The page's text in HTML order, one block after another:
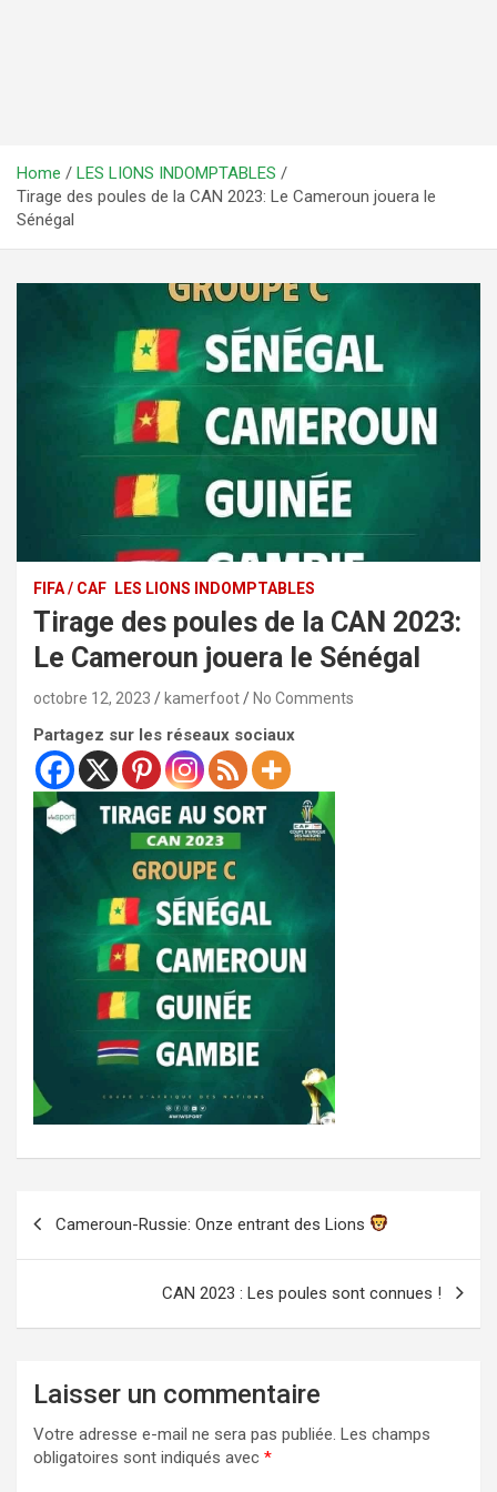
Home
LES LIONS INDOMPTABLES
Tirage des poules de la CAN 2023: Le Cameroun jouera le
Sénégal
FIFA / CAF LES LIONS INDOMPTABLES
Tirage des poules de la CAN 2023:
Le Cameroun jouera le Sénégal
octobre 12, 2023 kamerfoot No Comments
Partagez sur les réseaux sociaux
Cameroun-Russie: Onze entrant des Lions
CAN 2023 : Les poules sont connues !
Laisser un commentaire
Votre adresse e-mail ne sera pas publiée. Les champs
obligatoires sont indiqués avec *